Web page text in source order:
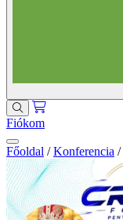
Fiókom
Főoldal / Konferencia /